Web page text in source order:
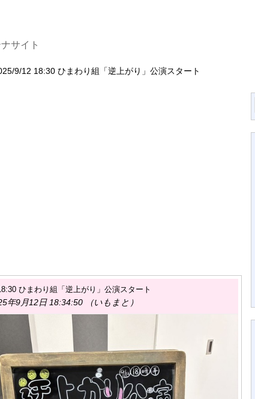
サイト
9/12 18:30 ひまわり組「逆上がり」公演スタート
ひまわり組「逆上がり」公演スタート
年9月12日 18:34:50 （いもまと）